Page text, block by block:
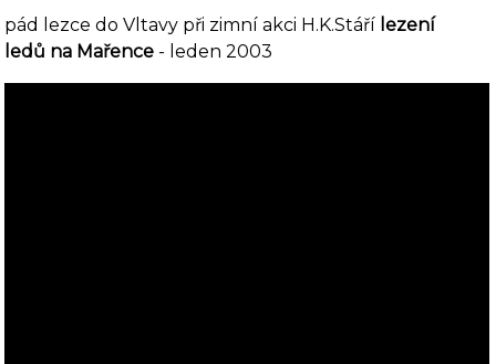
pád lezce do Vltavy při zimní akci H.K.Stáří lezení
ledů na Mařence - leden 2003